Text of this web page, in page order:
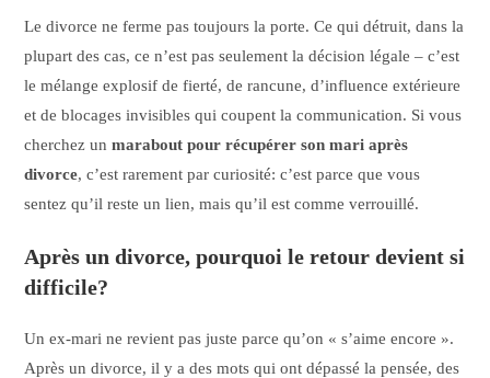
Le divorce ne ferme pas toujours la porte. Ce qui détruit, dans la
plupart des cas, ce n’est pas seulement la décision légale – c’est
le mélange explosif de fierté, de rancune, d’influence extérieure
et de blocages invisibles qui coupent la communication. Si vous
cherchez unmarabout pour récupérer son mari après
divorce, c’est rarement par curiosité: c’est parce que vous
sentez qu’il reste un lien, mais qu’il est comme verrouillé.
Après un divorce, pourquoi le retour devient si
difficile?
Un ex-mari ne revient pas juste parce qu’on « s’aime encore ».
Après un divorce, il y a des mots qui ont dépassé la pensée, des